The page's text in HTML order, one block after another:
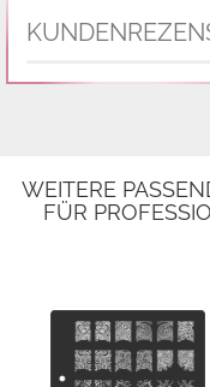
WEITERE
FÜR